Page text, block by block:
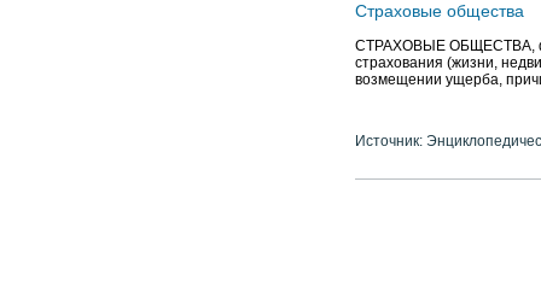
Страховые общества
СТРАХОВЫЕ ОБЩЕСТВА,
страхования (жизни,
возмещении ущерба,
Источник: